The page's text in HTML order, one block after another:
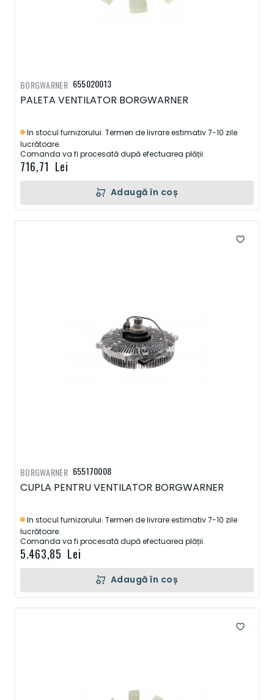
655020013
PALETA VENTILATOR BORGWARNER
In stocul furnizorului. Termen de livrare estimativ 7-10 zile
lucrătoare.
Comanda va fi procesată după efectuarea plății.
716,71 Lei
BORGWARNER
Adaugă în coș
655170008
CUPLA PENTRU VENTILATOR BORGWARNER
In stocul furnizorului. Termen de livrare estimativ 7-10 zile
lucrătoare.
Comanda va fi procesată după efectuarea plății.
5.463,85 Lei
BORGWARNER
Adaugă în coș